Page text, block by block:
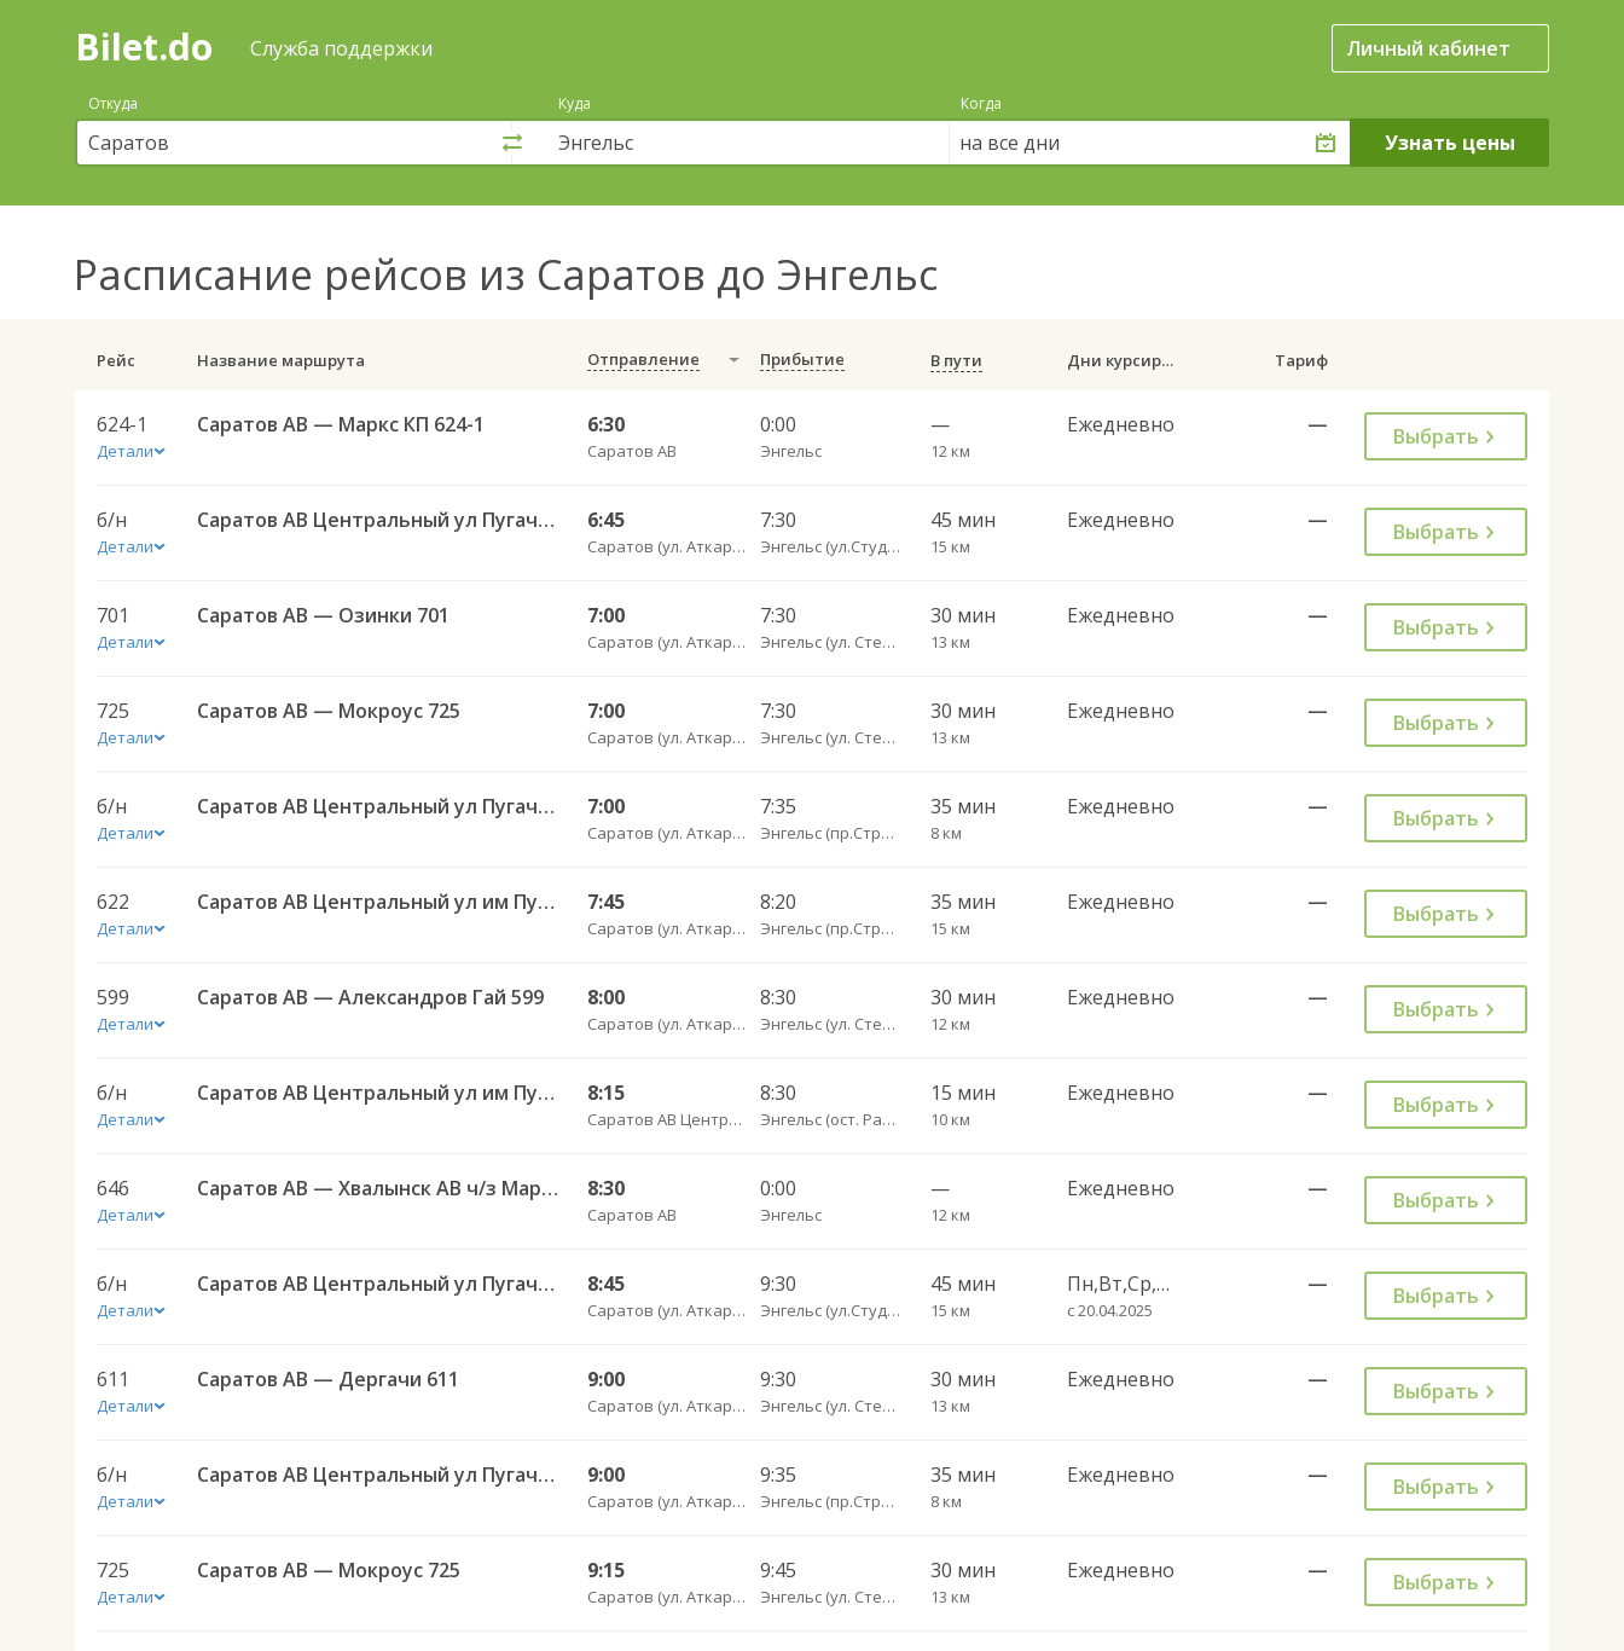
Поиск
покупка
билетов
автобус
онлайн
Bilet.do Служба поддержки Личный кабинет
Откуда Куда Когда
на все дни
Расписание рейсов из Саратов до Энгельс
Рейс Название маршрута Отправление Прибытие В пути Дни курсирования Тариф
624-1
Детали
Саратов АВ — Маркс КП 624-1 6:30
Саратов АВ
0:00
Энгельс
—
12 км
Ежедневно — Выбрать
б/н
Детали
Саратов АВ Центральный ул Пугачёва 179А — Маркс ул Ленина 36 Б 6:45
Саратов (ул. Аткарская, дом 66 А)
7:30
Энгельс (ул.Студенческая, 68 А)
45 мин
15 км
Ежедневно — Выбрать
701
Детали
Саратов АВ — Озинки 701 7:00
Саратов (ул. Аткарская, дом 66 А)
7:30
Энгельс (ул. Степная 122А)
30 мин
13 км
Ежедневно — Выбрать
725
Детали
Саратов АВ — Мокроус 725 7:00
Саратов (ул. Аткарская, дом 66 А)
7:30
Энгельс (ул. Степная 122А)
30 мин
13 км
Ежедневно — Выбрать
б/н
Детали
Саратов АВ Центральный ул Пугачёва 179А — Степное рп (ул Октябрьская 25) 7:00
Саратов (ул. Аткарская, дом 66 А)
7:35
Энгельс (пр.Строителей, 24)
35 мин
8 км
Ежедневно — Выбрать
622
Детали
Саратов АВ Центральный ул им Пугачева 179 А — Красный Кут (ул Рабочая 125 А) 622 7:45
Саратов (ул. Аткарская, дом 66 А)
8:20
Энгельс (пр.Строителей, 24)
35 мин
15 км
Ежедневно — Выбрать
599
Детали
Саратов АВ — Александров Гай 599 8:00
Саратов (ул. Аткарская, дом 66 А)
8:30
Энгельс (ул. Степная 122А)
30 мин
12 км
Ежедневно — Выбрать
б/н
Детали
Саратов АВ Центральный ул им Пугачева 179 А — Старая Полтавка 8:15
Саратов АВ Центральный (ул. им. Пугачева, 179 А)
8:30
Энгельс (ост. Районная больница)
15 мин
10 км
Ежедневно — Выбрать
646
Детали
Саратов АВ — Хвалынск АВ ч/з Маркс 8:30
Саратов АВ
0:00
Энгельс
—
12 км
Ежедневно — Выбрать
б/н
Детали
Саратов АВ Центральный ул Пугачёва 179А — Маркс ул Ленина 36 Б 8:45
Саратов (ул. Аткарская, дом 66 А)
9:30
Энгельс (ул.Студенческая, 68 А)
45 мин
15 км
Пн,Вт,Ср,Чт,Пт,Сб
с 20.04.2025
— Выбрать
611
Детали
Саратов АВ — Дергачи 611 9:00
Саратов (ул. Аткарская, дом 66 А)
9:30
Энгельс (ул. Степная 122А)
30 мин
13 км
Ежедневно — Выбрать
б/н
Детали
Саратов АВ Центральный ул Пугачёва 179А — Степное рп (ул Октябрьская 25) 9:00
Саратов (ул. Аткарская, дом 66 А)
9:35
Энгельс (пр.Строителей, 24)
35 мин
8 км
Ежедневно — Выбрать
725
Детали
Саратов АВ — Мокроус 725 9:15
Саратов (ул. Аткарская, дом 66 А)
9:45
Энгельс (ул. Степная 122А)
30 мин
13 км
Ежедневно — Выбрать